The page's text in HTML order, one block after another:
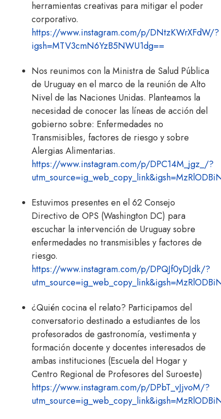
herramientas creativas para mitigar el poder
corporativo.
https://www.instagram.com/p/DNtzKWrXFdW/?
igsh=MTV3cmN6YzB5NWU1dg==
Nos reunimos con la Ministra de Salud Pública
de Uruguay en el marco de la reunión de Alto
Nivel de las Naciones Unidas. Planteamos la
necesidad de conocer las líneas de acción del
gobierno sobre: Enfermedades no
Transmisibles, factores de riesgo y sobre
Alergias Alimentarias.
https://www.instagram.com/p/DPC14M_jgz_/?
Estuvimos presentes en el 62 Consejo
Directivo de OPS (Washington DC) para
escuchar la intervención de Uruguay sobre
enfermedades no transmisibles y factores de
riesgo.
https://www.instagram.com/p/DPQJf0yDJdk/?
¿Quién cocina el relato? Participamos del
conversatorio destinado a estudiantes de los
profesorados de gastronomía, vestimenta y
formación docente y docentes interesados de
ambas instituciones (Escuela del Hogar y
Centro Regional de Profesores del Suroeste)
https://www.instagram.com/p/DPbT_vJjvoM/?